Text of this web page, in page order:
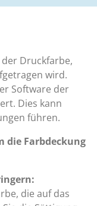
Druckfarbe,
wird.
Software der
Dies kann
führen.
die Farbdeckung
die auf das